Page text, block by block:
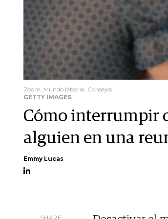
Zoom, Mundo laboral, Consejos
GETTY IMAGES
Cómo interrumpir
alguien en una
Emmy Lucas